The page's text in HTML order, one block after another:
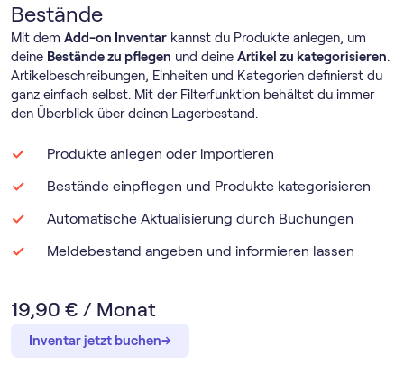
Bestände
Mit dem Add-on Inventar kannst du Produkte anlegen, um
deine Bestände zu pflegen und deine Artikel zu kategorisieren.
Artikelbeschreibungen, Einheiten und Kategorien definierst du
ganz einfach selbst. Mit der Filterfunktion behältst du immer
den Überblick über deinen Lagerbestand.
Produkte anlegen oder importieren
Bestände einpflegen und Produkte kategorisieren
Automatische Aktualisierung durch Buchungen
Meldebestand angeben und informieren lassen
19,90 € / Monat
Inventar jetzt buchen→
→